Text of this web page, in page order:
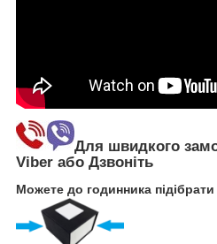
Для швидкого
Viber або Дзвоніть
Можете до годинника підібрати